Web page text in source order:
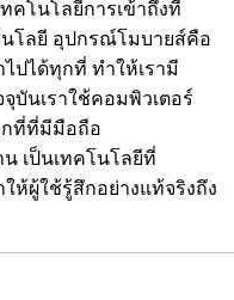
ทคโนโลยีการเข้าถึงที่
โลยี อุปกรณ์โมบายส์คือ
ปได้ทุกที่ ทำให้เรามี
บันเราใช้คอมพิวเตอร์
กที่ที่มีมือถือ
เป็นเทคโนโลยีที่
ห้ผู้ใช้รู้สึกอย่างแท้จริงถึง